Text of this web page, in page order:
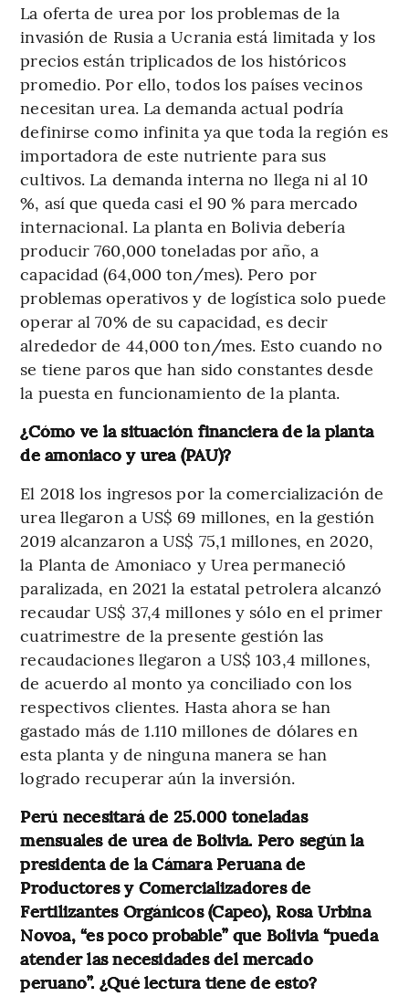
La oferta de urea por los problemas de la
invasión de Rusia a Ucrania está limitada y los
precios están triplicados de los históricos
promedio. Por ello, todos los países vecinos
necesitan urea. La demanda actual podría
definirse como infinita ya que toda la región es
importadora de este nutriente para sus
cultivos. La demanda interna no llega ni al 10
%, así que queda casi el 90 % para mercado
internacional. La planta en Bolivia debería
producir 760,000 toneladas por año, a
capacidad (64,000 ton/mes). Pero por
problemas operativos y de logística solo puede
operar al 70% de su capacidad, es decir
alrededor de 44,000 ton/mes. Esto cuando no
se tiene paros que han sido constantes desde
la puesta en funcionamiento de la planta.
¿Cómo ve la situación financiera de la planta
de amoniaco y urea (PAU)?
El 2018 los ingresos por la comercialización de
urea llegaron a US$ 69 millones, en la gestión
2019 alcanzaron a US$ 75,1 millones, en 2020,
la Planta de Amoniaco y Urea permaneció
paralizada, en 2021 la estatal petrolera alcanzó
recaudar US$ 37,4 millones y sólo en el primer
cuatrimestre de la presente gestión las
recaudaciones llegaron a US$ 103,4 millones,
de acuerdo al monto ya conciliado con los
respectivos clientes. Hasta ahora se han
gastado más de 1.110 millones de dólares en
esta planta y de ninguna manera se han
logrado recuperar aún la inversión.
Perú necesitará de 25.000 toneladas
mensuales de urea de Bolivia. Pero según la
presidenta de la Cámara Peruana de
Productores y Comercializadores de
Fertilizantes Orgánicos (Capeo), Rosa Urbina
Novoa, “es poco probable” que Bolivia “pueda
atender las necesidades del mercado
peruano”. ¿Qué lectura tiene de esto?